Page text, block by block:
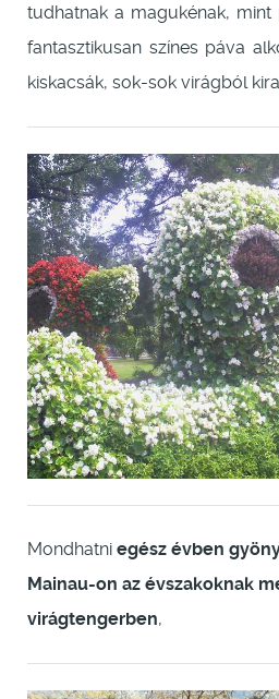
tudhatnak a magukénak,
fantasztikusan színes páva
kiskacsák, sok-sok virágból
Mondhatni egész évben
Mainau-on az évszakoknak
virágtengerben,